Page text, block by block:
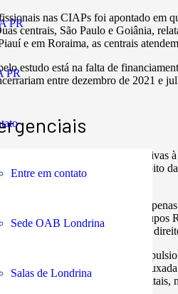
PR
PR
Entre em contato
Sede OAB Londrina
Salas de Londrina
nas CIAPs foi apontado em
centrais, São Paulo e Goiânia,
e em Roraima, as centrais
estudo está na falta de
entre dezembro de 2021 e
62/2020 fixou medidas preventivas
sobre alternativas penais no âmbito
do CNJ, além da suspensão das
foram interrompidos os
do sistema de garantia de
provocadas pela covid-19
não de forma homogênea e
37 mil pessoas. Em algumas